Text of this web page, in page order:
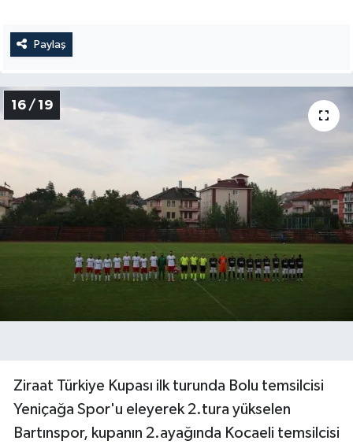
Paylaş
16 / 19
Ziraat Türkiye Kupası ilk turunda Bolu temsilcisi
Yeniçağa Spor'u eleyerek 2.tura yükselen
Bartınspor, kupanın 2.ayağında Kocaeli temsilcisi